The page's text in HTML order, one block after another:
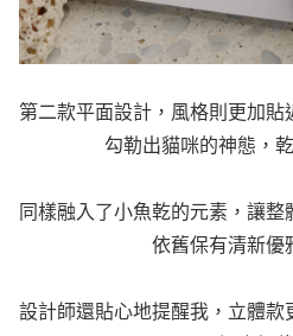
第二款平面設計，風格則更加貼
勾勒出貓咪的神態，
同樣融入了小魚乾的元素，讓
依舊保有清新優
設計師還貼心地提醒我，立體